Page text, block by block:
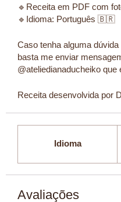
🔹️Receita em PDF com
🔹️Idioma: Português 🇧🇷
Caso tenha alguma
basta me enviar
@ateliedianaducheiko que
Receita desenvolvida por
Idioma
Avaliações